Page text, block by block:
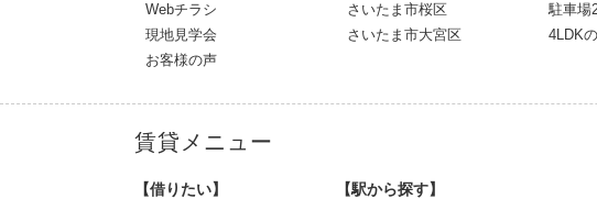
Webチラシ
現地見学会
お客様の声
さいたま市桜区
さいたま市大宮区
駐車場
4LDK
賃貸メニュー
【借りたい】 【駅から探す】